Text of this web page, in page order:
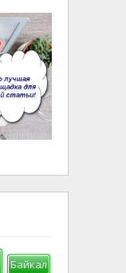
Байкал